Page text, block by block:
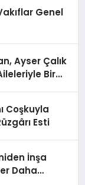
Genel
Ayser Çalık
Bir
Coşkuyla
Esti
İnşa
Daha